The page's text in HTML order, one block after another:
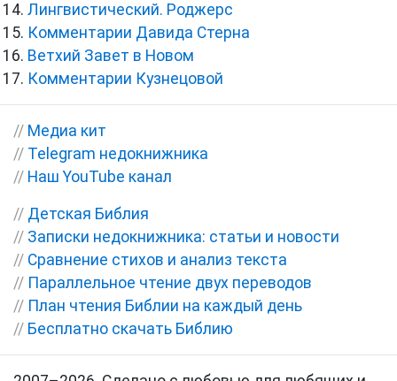
Лингвистический. Роджерс
Комментарии Давида Стерна
Ветхий Завет в Новом
Комментарии Кузнецовой
// Медиа кит
// Telegram недокнижника
// Наш YouTube канал
// Детская Библия
// Записки недокнижника: статьи и новости
// Сравнение стихов и анализ текста
// Параллельное чтение двух переводов
// План чтения Библии на каждый день
// Бесплатно скачать Библию